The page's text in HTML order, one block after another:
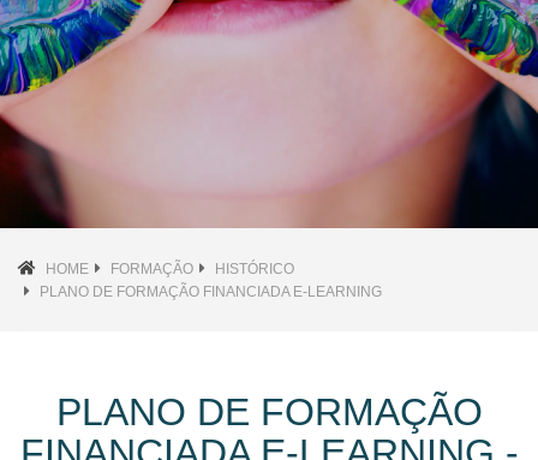
HOME FORMAÇÃO
HISTÓRICO
PLANO DE FORMAÇÃO FINANCIADA E-LEARNING
PLANO DE FORMAÇÃO